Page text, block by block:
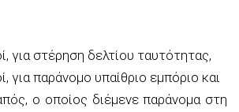
για στέρηση δελτίου ταυτότητας,
για παράνομο υπαίθριο εμπόριο και
ο οποίος διέμενε παράνομα στη